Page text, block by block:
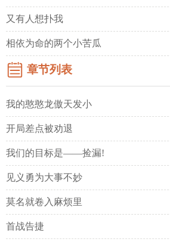
又有人想扑我
相依为命的两个小苦瓜
章节列表
我的憨憨龙傲天发小
开局差点被劝退
我们的目标是——捡漏!
见义勇为大事不妙
莫名就卷入麻烦里
首战告捷